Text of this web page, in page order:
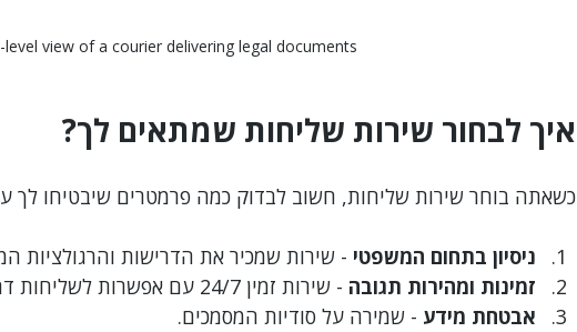
level view of a courier delivering legal documents
איך לבחור שירות שליחות שמתאים לך?
כשאתה בוחר שירות שליחות, חשוב לבדוק כמה פרמטרים שיבטיחו לך
ניסיון בתחום המשפטי - שירות שמכיר את הדרישות והרגולציות
זמינות ומהירות תגובה - שירות זמין 24/7 עם אפשרות לשליחות דחופות.
אבטחת מידע - שמירה על סודיות המסמכים.